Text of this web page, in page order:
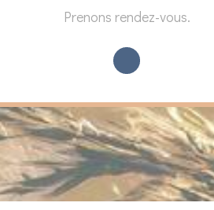
Prenons rendez-vous.